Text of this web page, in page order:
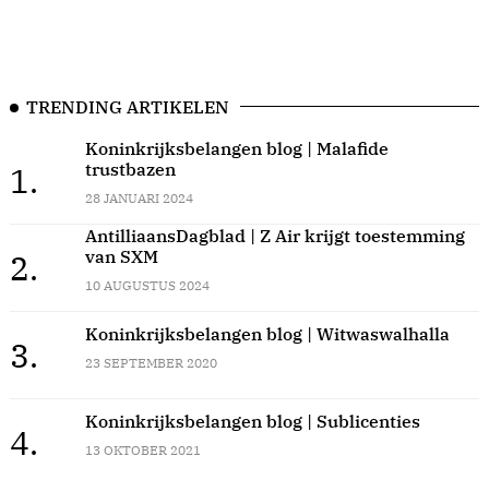
TRENDING ARTIKELEN
1.
Koninkrijksbelangen blog | Malafide
trustbazen
28 JANUARI 2024
2.
AntilliaansDagblad | Z Air krijgt toestemming
van SXM
10 AUGUSTUS 2024
3.
Koninkrijksbelangen blog | Witwaswalhalla
23 SEPTEMBER 2020
4.
Koninkrijksbelangen blog | Sublicenties
13 OKTOBER 2021